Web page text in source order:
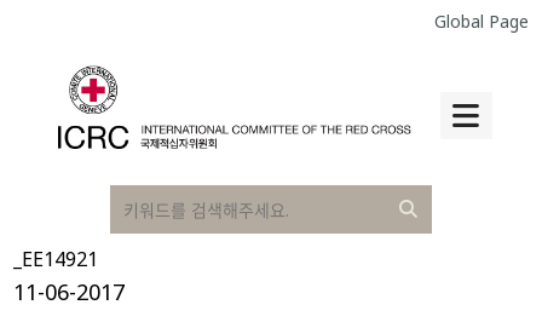
Global Page
_EE14921
11-06-2017